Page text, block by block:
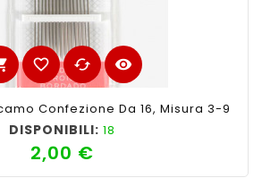
favorite_border cached visibility
Confezione Da 16, Misura 3-9
DISPONIBILI: 18
2,00 €Prezzo